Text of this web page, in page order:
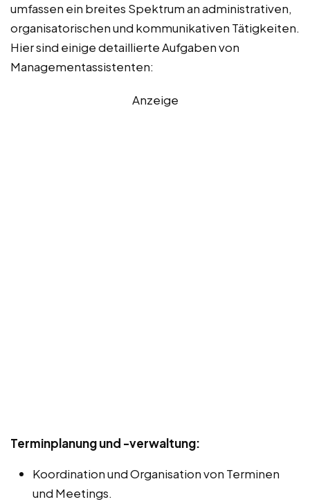
umfassen ein breites Spektrum an administrativen,
organisatorischen und kommunikativen Tätigkeiten.
Hier sind einige detaillierte Aufgaben von
Managementassistenten:
Anzeige
Terminplanung und -verwaltung:
Koordination und Organisation von Terminen
und Meetings.